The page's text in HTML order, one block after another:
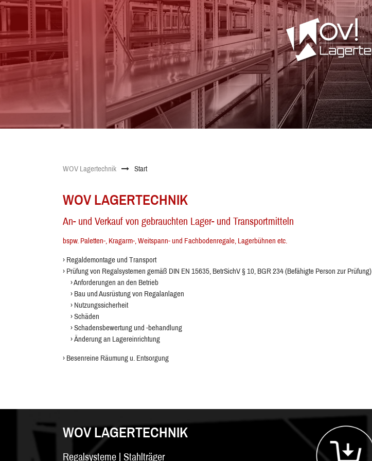
WOV Lagertechnik Start
WOV LAGERTECHNIK
An- und Verkauf von gebrauchten Lager- und Transportmitteln
bspw. Paletten-, Kragarm-, Weitspann- und Fachbodenregale, Lagerbühnen etc.
› Regaldemontage und Transport
› Prüfung von Regalsystemen gemäß DIN EN 15635, BetrSichV § 10, BGR 234 (Befähigte Person zur Prüfung)
› Anforderungen an den Betrieb
› Bau und Ausrüstung von Regalanlagen
› Nutzungssicherheit
› Schäden
› Schadensbewertung und -behandlung
› Änderung an Lagereinrichtung
› Besenreine Räumung u. Entsorgung
WOV LAGERTECHNIK
Regalsysteme | Stahlträger